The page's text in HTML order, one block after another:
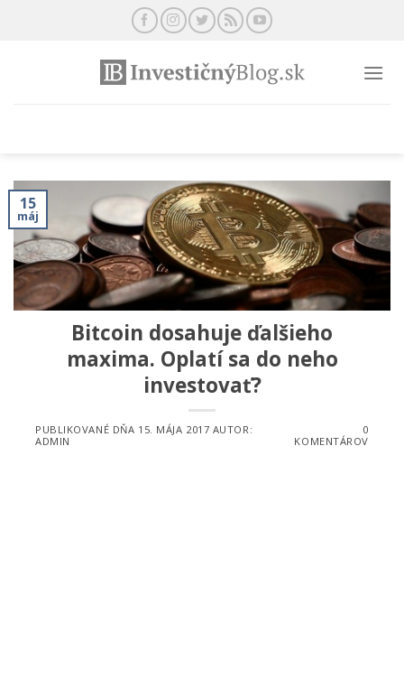
15
máj
Bitcoin dosahuje ďalšieho
maxima. Oplatí sa do neho
investovať?
PUBLIKOVANÉ DŇA 15. MÁJA 2017 AUTOR:
ADMIN
0
KOMENTÁROV